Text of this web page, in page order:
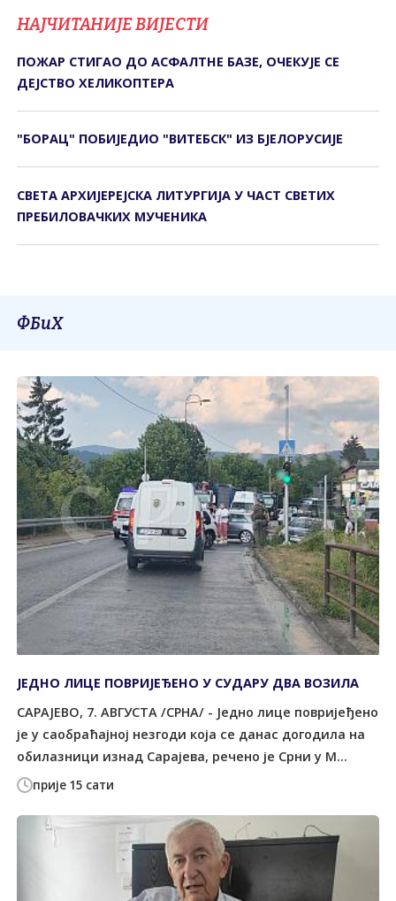
НАЈЧИТАНИЈЕ ВИЈЕСТИ
ПОЖАР СТИГАО ДО АСФАЛТНЕ БАЗЕ, ОЧЕКУЈЕ СЕ
ДЕЈСТВО ХЕЛИКОПТЕРА
"БОРАЦ" ПОБИЈЕДИО "ВИТЕБСК" ИЗ БЈЕЛОРУСИЈЕ
СВЕTА АРХИЈЕРЕЈСКА ЛИTУРГИЈА У ЧАСТ СВЕТИХ
ПРЕБИЛОВАЧКИХ МУЧЕНИКА
ФБиХ
прије 15 сати
ЈЕДНО ЛИЦЕ ПОВРИЈЕЂЕНО У СУДАРУ ДВА ВОЗИЛА
САРАЈЕВО, 7. АВГУСТА /СРНА/ - Једно лице повријеђено
је у саобраћајној незгоди која се данас догодила на
обилазници изнад Сарајева, речено је Срни у М...